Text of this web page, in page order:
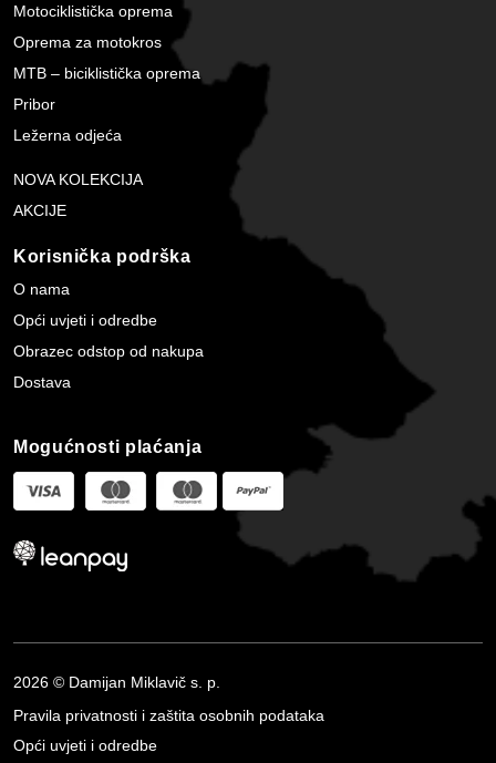
Motociklistička oprema
Oprema za motokros
MTB – biciklistička oprema
Pribor
Ležerna odjeća
NOVA KOLEKCIJA
AKCIJE
Korisnička podrška
O nama
Opći uvjeti i odredbe
Obrazec odstop od nakupa
Dostava
Mogućnosti plaćanja
2026 © Damijan Miklavič s. p.
Pravila privatnosti i zaštita osobnih podataka
Opći uvjeti i odredbe